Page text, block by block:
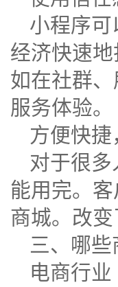
小程序
经济快速
如在社群
服务体验。
方便快捷
对于很
能用完。
商城。改
三、哪些
电商行业